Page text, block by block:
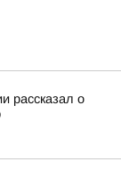
рассказал о